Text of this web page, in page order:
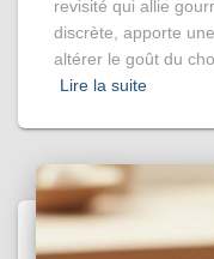
revisité qui allie
discrète, apporte
altérer le goût du
Lire la suite